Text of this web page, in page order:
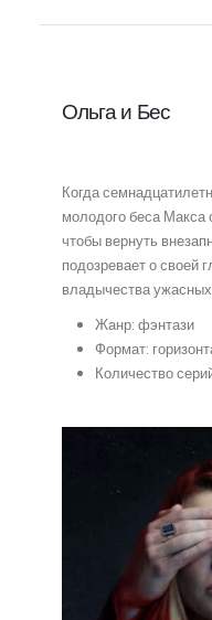
Ольга и Бес
Когда
молодого беса Макса
чтобы вернуть
подозревает о своей
владычества
Жанр: фэнтази
Формат:
Количество